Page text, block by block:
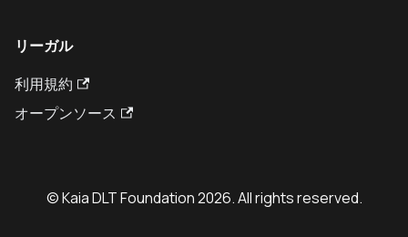
リーガル
利用規約
オープンソース
© Kaia DLT Foundation 2026. All rights reserved.